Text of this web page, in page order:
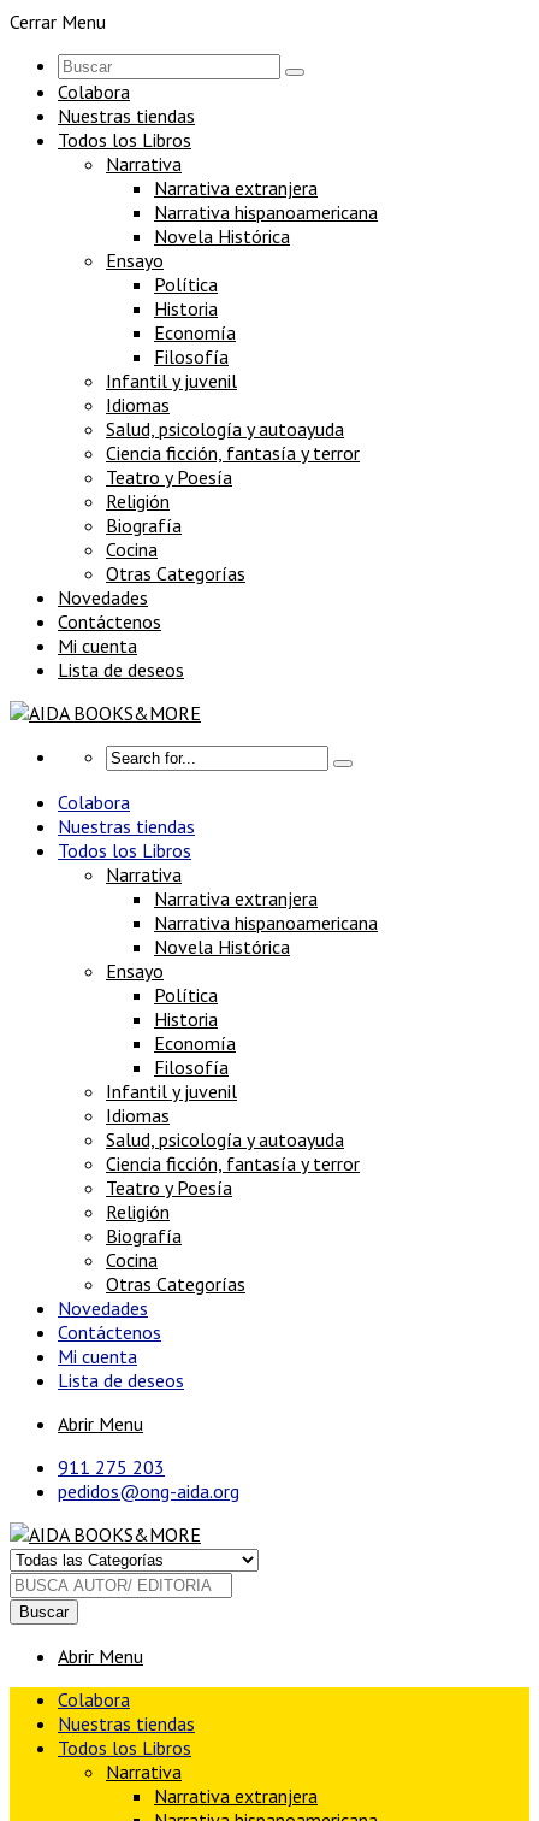
Cerrar Menu
Colabora
Nuestras tiendas
Todos los Libros
Narrativa
Narrativa extranjera
Narrativa hispanoamericana
Novela Histórica
Ensayo
Política
Historia
Economía
Filosofía
Infantil y juvenil
Idiomas
Salud, psicología y autoayuda
Ciencia ficción, fantasía y terror
Teatro y Poesía
Religión
Biografía
Cocina
Otras Categorías
Novedades
Contáctenos
Mi cuenta
Lista de deseos
Colabora
Nuestras tiendas
Todos los Libros
Narrativa
Narrativa extranjera
Narrativa hispanoamericana
Novela Histórica
Ensayo
Política
Historia
Economía
Filosofía
Infantil y juvenil
Idiomas
Salud, psicología y autoayuda
Ciencia ficción, fantasía y terror
Teatro y Poesía
Religión
Biografía
Cocina
Otras Categorías
Novedades
Contáctenos
Mi cuenta
Lista de deseos
Abrir Menu
911 275 203
pedidos@ong-aida.org
Buscar
Abrir Menu
Colabora
Nuestras tiendas
Todos los Libros
Narrativa
Narrativa extranjera